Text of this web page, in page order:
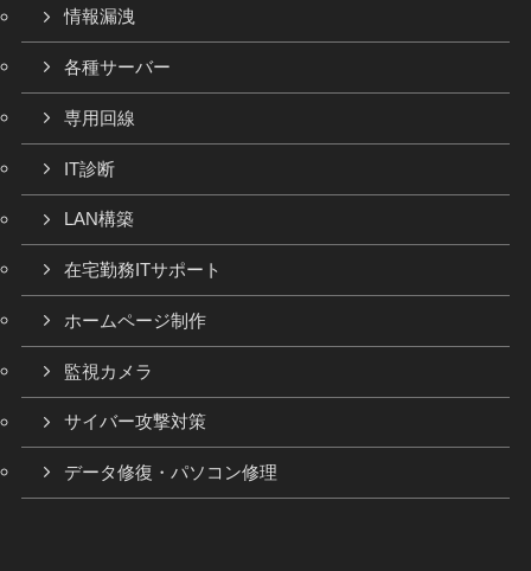
情報漏洩
各種サーバー
専用回線
IT診断
LAN構築
在宅勤務ITサポート
ホームページ制作
監視カメラ
サイバー攻撃対策
データ修復・パソコン修理